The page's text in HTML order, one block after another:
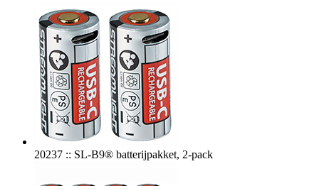
20237 :: SL-B9® batterijpakket, 2-pack